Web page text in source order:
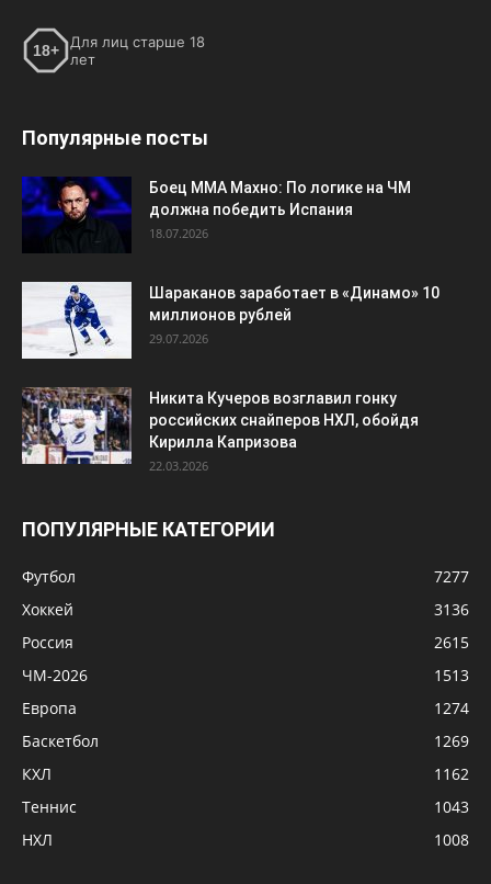
18+
Для лиц старше 18
лет
Популярные посты
Боец ММА Махно: По логике на ЧМ
должна победить Испания
18.07.2026
Шараканов заработает в «Динамо» 10
миллионов рублей
29.07.2026
Никита Кучеров возглавил гонку
российских снайперов НХЛ, обойдя
Кирилла Капризова
22.03.2026
ПОПУЛЯРНЫЕ КАТЕГОРИИ
Футбол
7277
Хоккей
3136
Россия
2615
ЧМ-2026
1513
Европа
1274
Баскетбол
1269
КХЛ
1162
Теннис
1043
НХЛ
1008